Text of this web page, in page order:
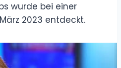
wurde bei einer
2023 entdeckt.